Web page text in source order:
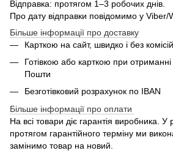
Відправка: протягом 1–3 робочих днів.
Про дату відправки повідомимо у Viber/
Більше інформації про доставку
Карткою на сайт, швидко і без комісій
Готівкою або карткою при
Пошти
Безготівковий розрахунок по IBAN
Більше інформації про оплати
На всі товари діє гарантія виробника. У
протягом гарантійного терміну ми
замінимо товар на новий.